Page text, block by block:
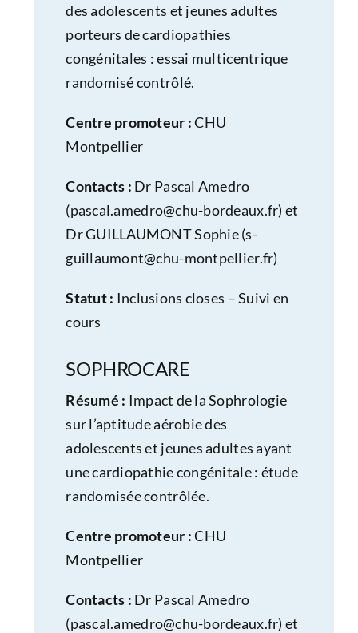
des adolescents et jeunes adultes
porteurs de cardiopathies
congénitales : essai multicentrique
randomisé contrôlé.
Centre promoteur :CHU
Montpellier
Contacts : Dr Pascal Amedro
(pascal.amedro@chu-bordeaux.fr) et
Dr GUILLAUMONT Sophie (s-
guillaumont@chu-montpellier.fr)
Statut : Inclusions closes – Suivi en
cours
SOPHROCARE
Résumé : Impact de la Sophrologie
sur l’aptitude aérobie des
adolescents et jeunes adultes ayant
une cardiopathie congénitale : étude
randomisée contrôlée.
Centre promoteur :CHU
Montpellier
Contacts : Dr Pascal Amedro
(pascal.amedro@chu-bordeaux.fr) et